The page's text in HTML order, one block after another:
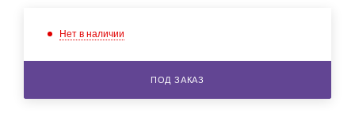
Нет в наличии
ПОД ЗАКАЗ